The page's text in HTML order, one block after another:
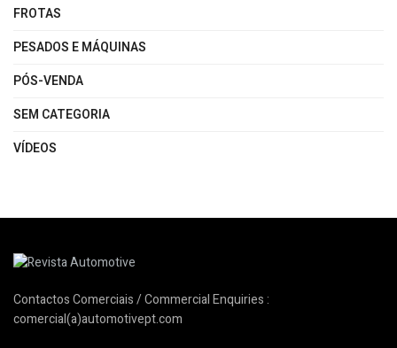
FROTAS
PESADOS E MÁQUINAS
PÓS-VENDA
SEM CATEGORIA
VÍDEOS
Contactos Comerciais / Commercial Enquiries :
comercial(a)automotivept.com